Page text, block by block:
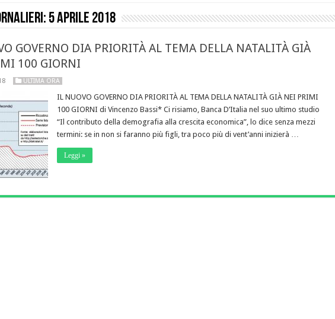
5 Aprile 2018
GOVERNO DIA PRIORITÀ AL TEMA DELLA NATALITÀ GIÀ
100 GIORNI
ULTIMA ORA
IL NUOVO GOVERNO DIA PRIORITÀ AL TEMA DELLA NATALITÀ GIÀ NEI PRIMI
100 GIORNI di Vincenzo Bassi* Ci risiamo, Banca D’Italia nel suo ultimo studio
“Il contributo della demografia alla crescita economica”, lo dice senza mezzi
termini: se in non si faranno più figli, tra poco più di vent’anni inizierà …
Leggi »